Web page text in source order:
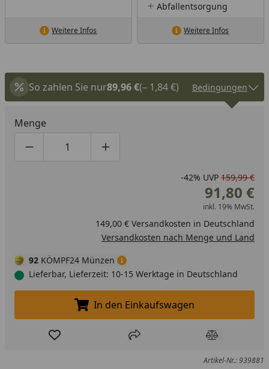
Weitere Infos
Abfallentsorgung
Weitere Infos
So zahlen Sie nur89,96 €(– 1,84 €) Bedingungen
Menge
Produktmenge um eins verringern
Produktmenge manuell eingeben
Produktmenge um eins erhöhen
-42% UVP 159,99 €
91,80 €
inkl. 19% MwSt.
149,00 € Versandkosten in Deutschland
Versandkosten nach Menge und Land
92 KÖMPF24 Münzen
Lieferbar, Lieferzeit: 10-15 Werktage in Deutschland
In den Einkaufswagen legen
In den Einkaufswagen
Produkt zur Wunschliste hinzufügen
Teilen Produkt
Artikel-Nr.: 939881